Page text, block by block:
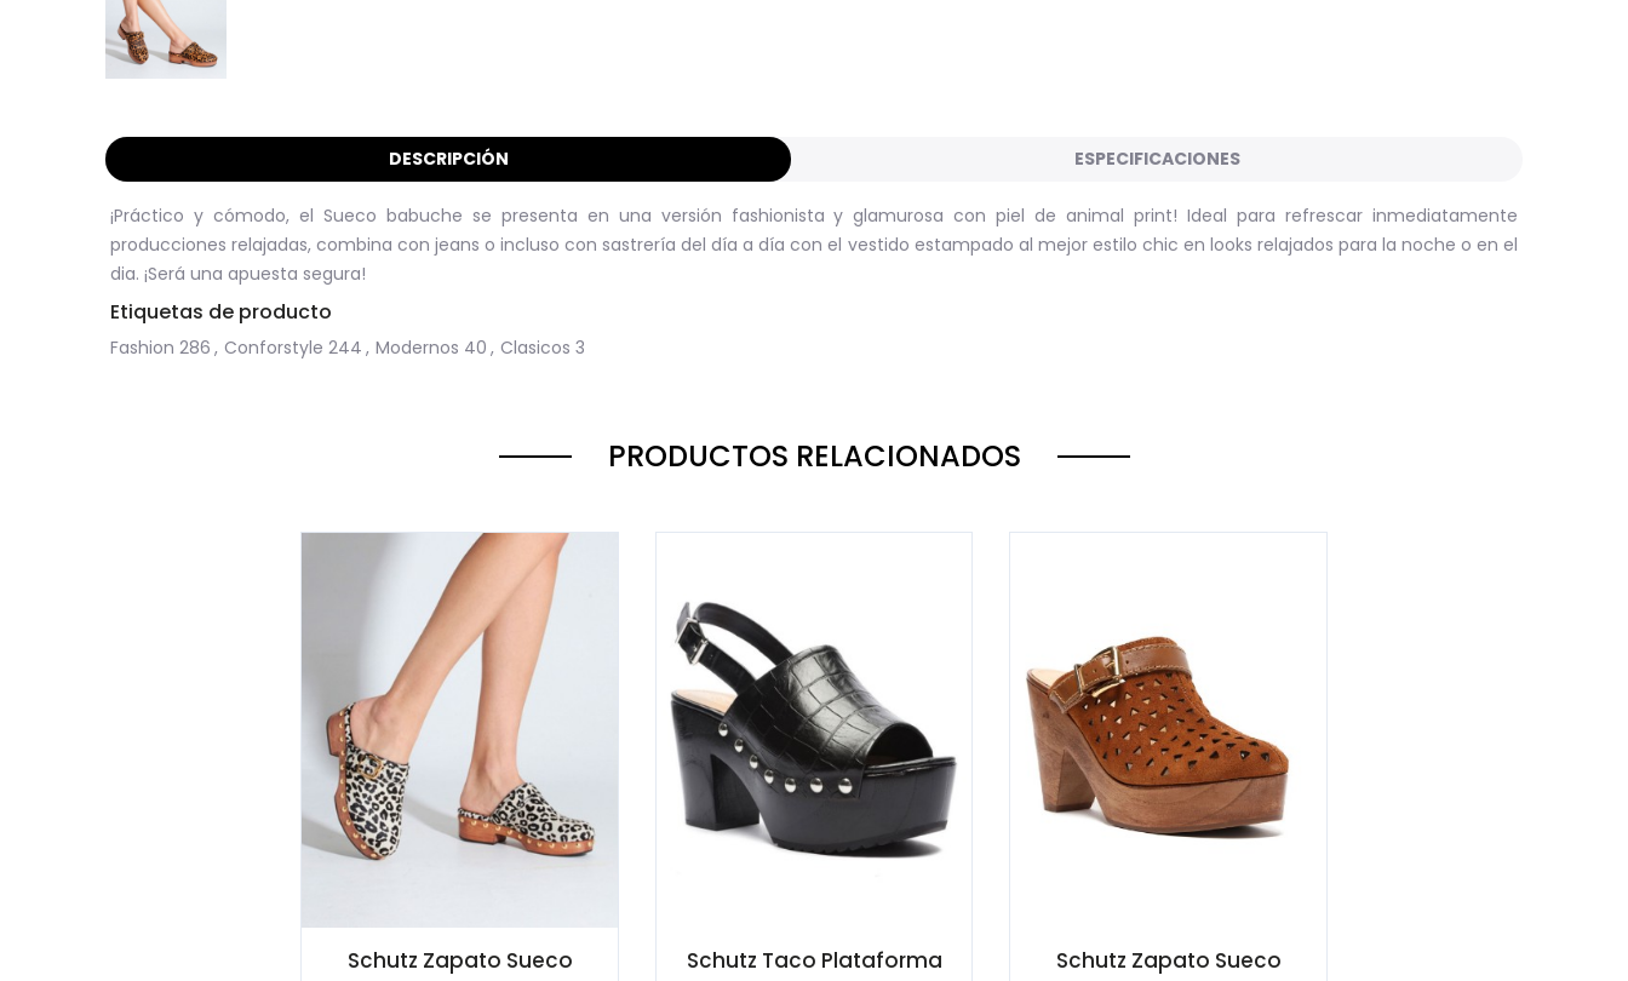
DESCRIPCIÓN ESPECIFICACIONES
¡Práctico y cómodo, el Sueco babuche se presenta en una versión fashionista y glamurosa con piel de animal print! Ideal para refrescar inmediatamente
producciones relajadas, combina con jeans o incluso con sastrería del día a día con el vestido estampado al mejor estilo chic en looks relajados para la noche o en el
dia. ¡Será una apuesta segura!
Etiquetas de producto
Fashion 286 , Conforstyle 244 , Modernos 40 , Clasicos 3
PRODUCTOS RELACIONADOS
Schutz Zapato Sueco Schutz Taco Plataforma Schutz Zapato Sueco